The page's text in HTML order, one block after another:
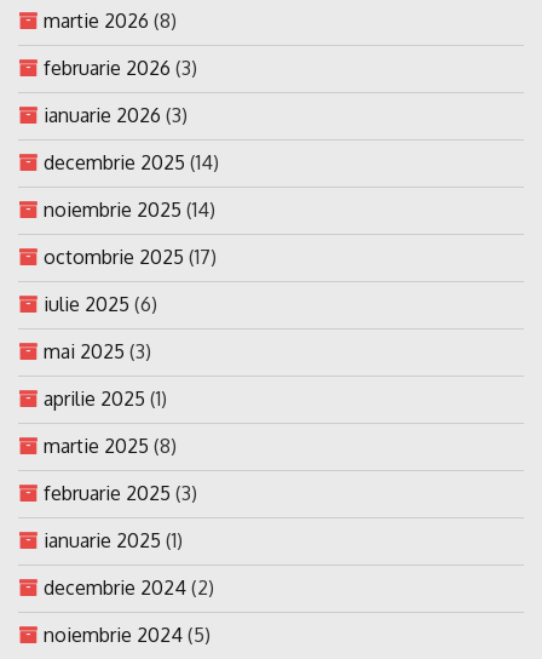
martie 2026 (8)
februarie 2026 (3)
ianuarie 2026 (3)
decembrie 2025 (14)
noiembrie 2025 (14)
octombrie 2025 (17)
iulie 2025 (6)
mai 2025 (3)
aprilie 2025 (1)
martie 2025 (8)
februarie 2025 (3)
ianuarie 2025 (1)
decembrie 2024 (2)
noiembrie 2024 (5)